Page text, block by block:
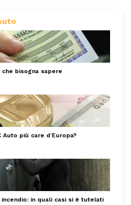
bisogna sapere
Auto più care d’Europa?
in quali casi si è tutelati